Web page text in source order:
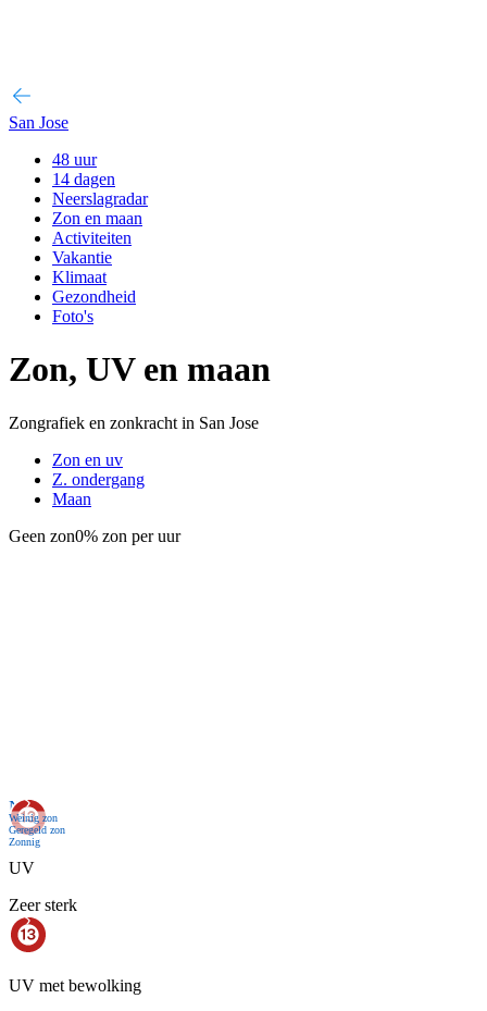
San Jose
48 uur
14 dagen
Neerslagradar
Zon en maan
Activiteiten
Vakantie
Klimaat
Gezondheid
Foto's
Zon, UV en maan
Zongrafiek en zonkracht in San Jose
Zon en uv
Z. ondergang
Maan
Geen zon0% zon per uur
Nu
Weinig zon
Geregeld zon
Zonnig
UV
Zeer sterk
UV met bewolking